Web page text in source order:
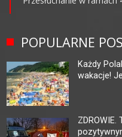
POPULARNE
Każdy
wakacje!